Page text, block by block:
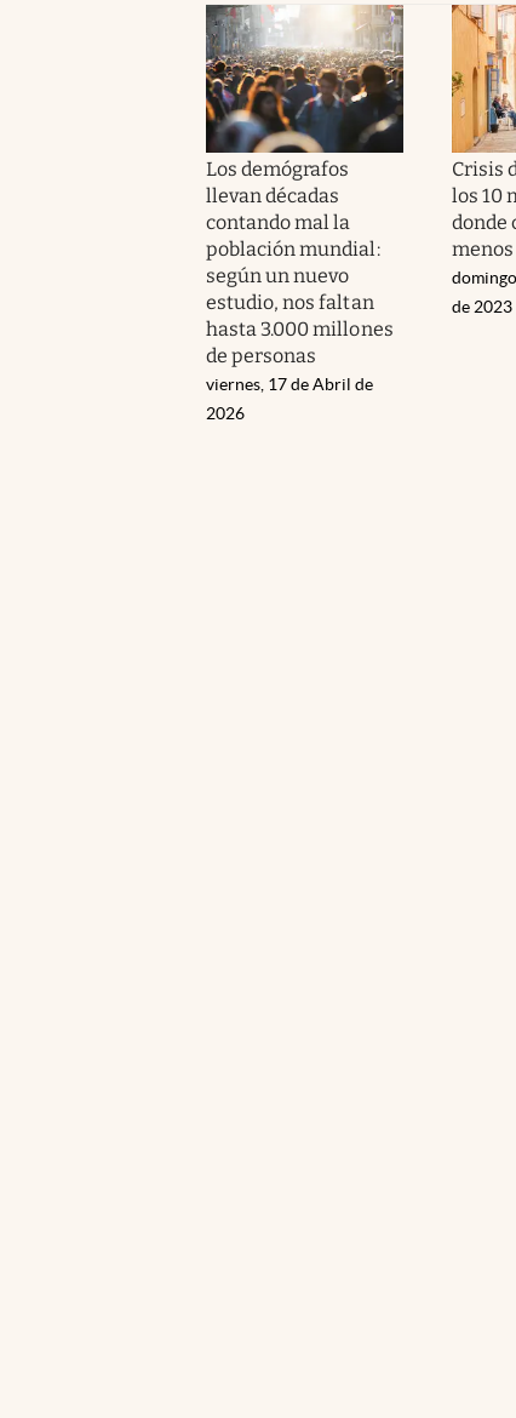
Los demógrafos
llevan décadas
contando mal la
población mundial:
según un nuevo
estudio, nos faltan
hasta 3.000 millones
de personas
viernes, 17 de Abril de
2026
Crisis
los 10
donde
de 2023